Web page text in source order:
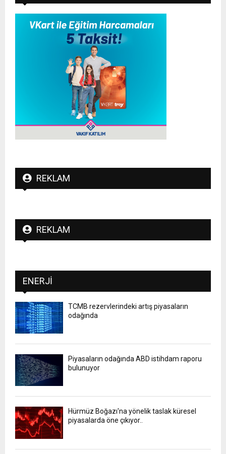
REKLAM
REKLAM
ENERJI
TCMB rezervlerindeki artış piyasaların
odağında
Piyasaların odağında ABD istihdam raporu
bulunuyor
Hürmüz Boğazı'na yönelik taslak küresel
piyasalarda öne çıkıyor..